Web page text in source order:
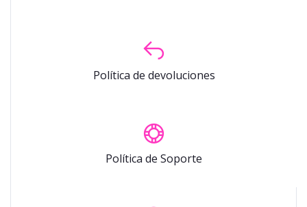
Política de devoluciones
Política de Soporte